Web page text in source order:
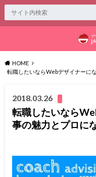
HOME
転職したいならWebデザイナーに
2018.03.26
転職したいなら
事の魅力とプロに